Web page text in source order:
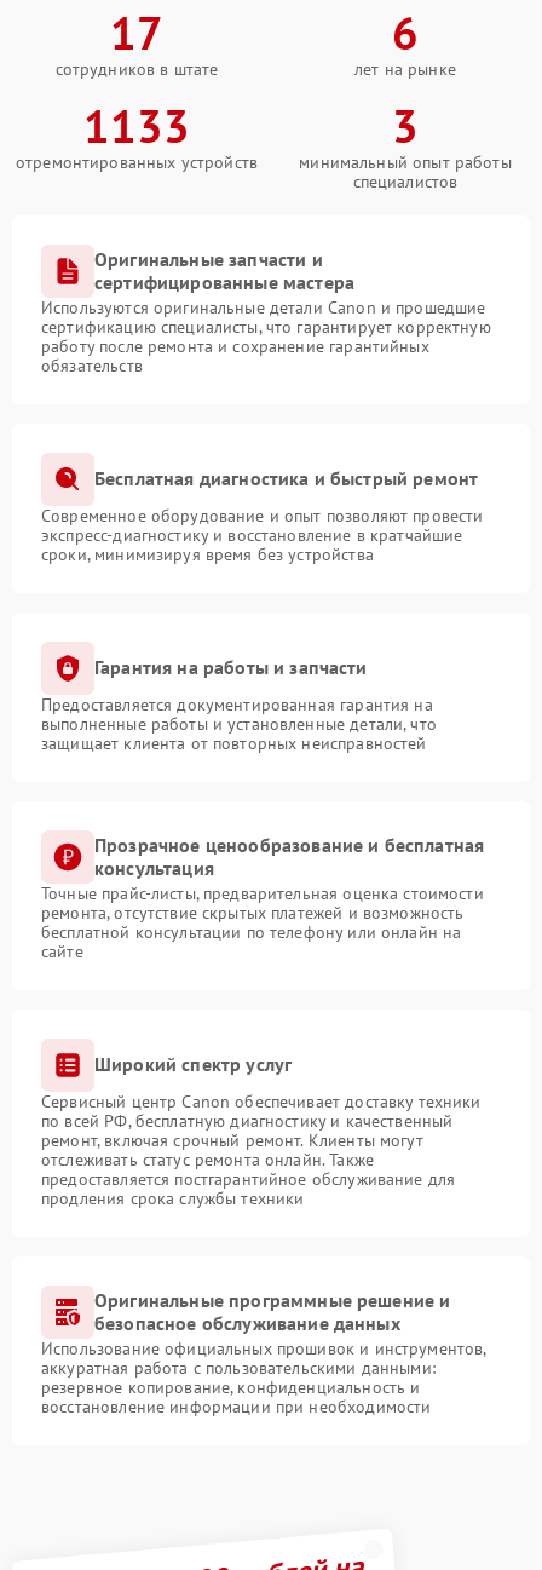
17
сотрудников в штате
6
лет на рынке
1133
отремонтированных устройств
3
минимальный опыт работы
специалистов
Оригинальные запчасти и
сертифицированные мастера
Используются оригинальные детали Canon и прошедшие
сертификацию специалисты, что гарантирует корректную
работу после ремонта и сохранение гарантийных
обязательств
Бесплатная диагностика и быстрый ремонт
Современное оборудование и опыт позволяют провести
экспресс-диагностику и восстановление в кратчайшие
сроки, минимизируя время без устройства
Гарантия на работы и запчасти
Предоставляется документированная гарантия на
выполненные работы и установленные детали, что
защищает клиента от повторных неисправностей
Прозрачное ценообразование и бесплатная
консультация
Точные прайс-листы, предварительная оценка стоимости
ремонта, отсутствие скрытых платежей и возможность
бесплатной консультации по телефону или онлайн на
сайте
Широкий спектр услуг
Сервисный центр Canon обеспечивает доставку техники
по всей РФ, бесплатную диагностику и качественный
ремонт, включая срочный ремонт. Клиенты могут
отслеживать статус ремонта онлайн. Также
предоставляется постгарантийное обслуживание для
продления срока службы техники
Оригинальные программные решение и
безопасное обслуживание данных
Использование официальных прошивок и инструментов,
аккуратная работа с пользовательскими данными:
резервное копирование, конфиденциальность и
восстановление информации при необходимости